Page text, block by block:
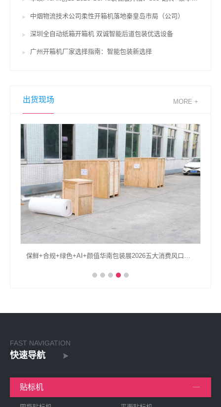
中烟物流技术公司柔性开箱机落地秦皇岛市局（公司）
深圳全自动纸箱开箱机 双诚智能后道包装优选设备
广州开箱机厂家选择指南：智能包装新选择
出货现场 MORE +
保鲜+合规+绿色+AI+颜值华南包装展2026五大消费风口包装升级全复盘
FAST NAVIGATION
快速导航
贴标机